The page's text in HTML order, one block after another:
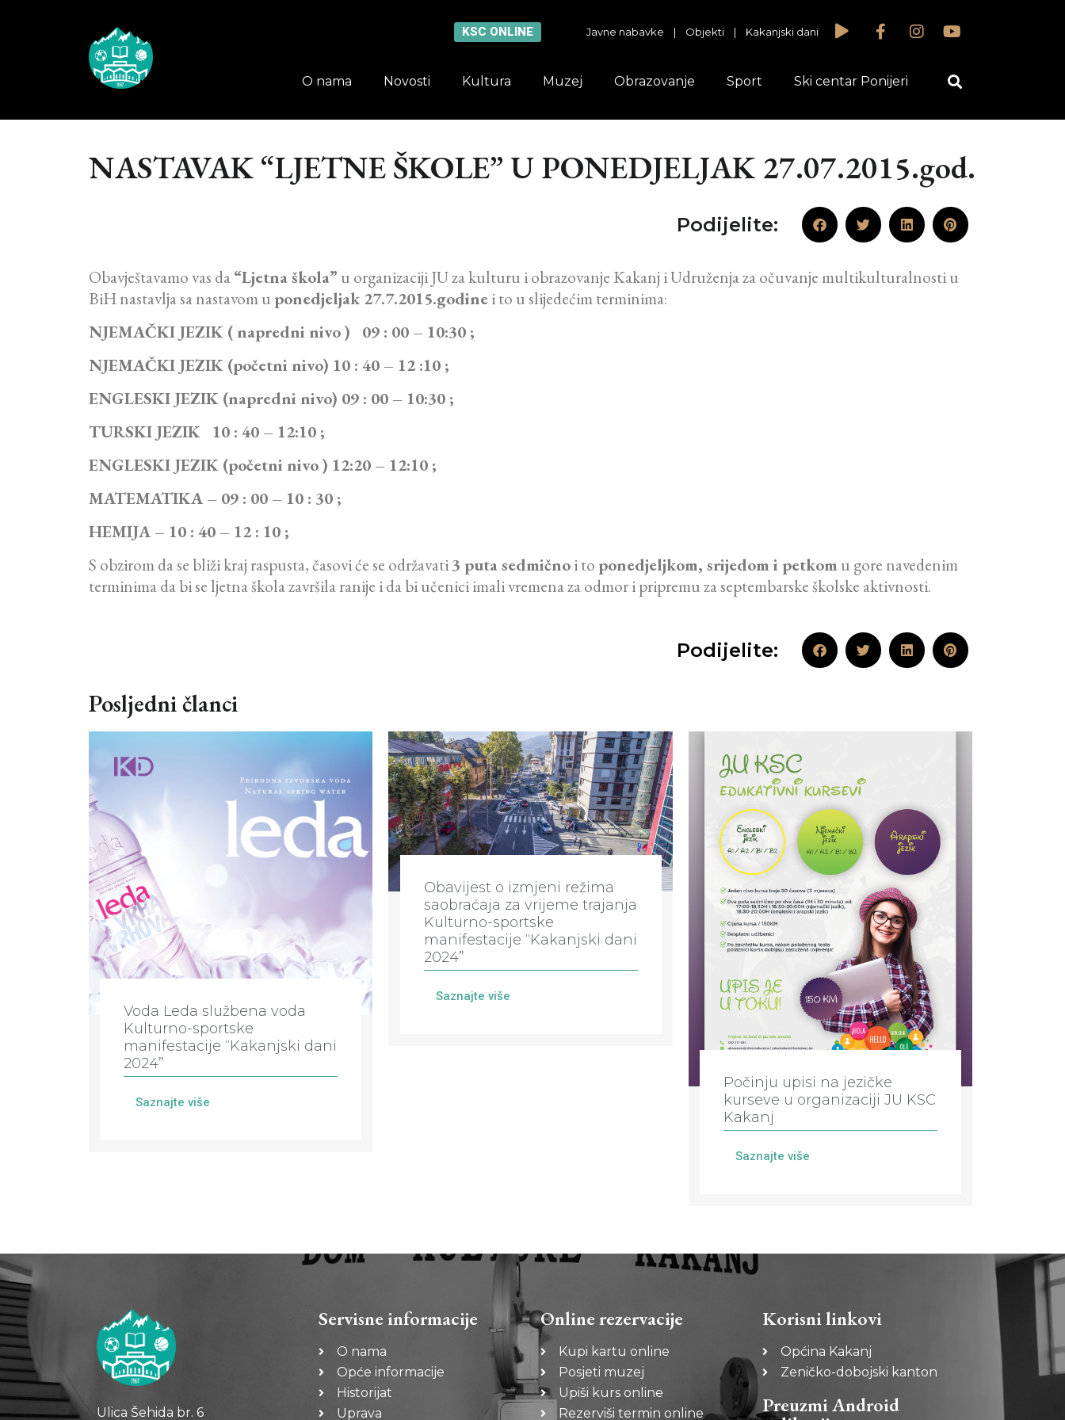
KSC ONLINE Javne nabavke | Objekti | Kakanjski dani
O nama Novosti Kultura Muzej Obrazovanje Sport Ski centar Ponijeri
NASTAVAK “LJETNE ŠKOLE” U PONEDJELJAK 27.07.2015.god.
Podijelite:
Obavještavamo vas da“Ljetna škola” u organizaciji JU za kulturu i obrazovanje Kakanj i Udruženja za očuvanje multikulturalnosti u
BiH nastavlja sa nastavom u ponedjeljak 27.7.2015.godinei to u slijedećim terminima:
NJEMAČKI JEZIK ( napredni nivo ) 09 : 00 – 10:30 ;
NJEMAČKI JEZIK (početni nivo) 10 : 40 – 12 :10 ;
ENGLESKI JEZIK (napredni nivo) 09 : 00 – 10:30 ;
TURSKI JEZIK 10 : 40 – 12:10 ;
ENGLESKI JEZIK (početni nivo ) 12:20 – 12:10 ;
MATEMATIKA – 09 : 00 – 10 : 30 ;
HEMIJA – 10 : 40 – 12 : 10 ;
S obzirom da se bliži kraj raspusta, časovi će se održavati3 puta sedmičnoi to ponedjeljkom, srijedom i petkom u gore navedenim
terminima da bi se ljetna škola završila ranije i da bi učenici imali vremena za odmor i pripremu za septembarske školske aktivnosti.
Podijelite:
Posljedni članci
Voda Leda službena voda
Kulturno-sportske
manifestacije “Kakanjski dani
2024”
Saznajte više
Obavijest o izmjeni režima
saobraćaja za vrijeme trajanja
Kulturno-sportske
manifestacije “Kakanjski dani
2024”
Saznajte više
Počinju upisi na jezičke
kurseve u organizaciji JU KSC
Kakanj
Saznajte više
Ulica Šehida br. 6
Servisne informacije
O nama
Opće informacije
Historijat
Uprava
Online rezervacije
Kupi kartu online
Posjeti muzej
Upiši kurs online
Rezerviši termin online
Korisni linkovi
Općina Kakanj
Zeničko-dobojski kanton
Preuzmi Android